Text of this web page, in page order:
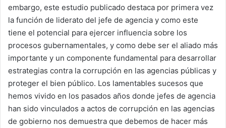
embargo, este estudio publicado destaca por primera vez
la función de liderato del jefe de agencia y como este
tiene el potencial para ejercer influencia sobre los
procesos gubernamentales, y como debe ser el aliado más
importante y un componente fundamental para desarrollar
estrategias contra la corrupción en las agencias públicas y
proteger el bien público. Los lamentables sucesos que
hemos vivido en los pasados años donde jefes de agencia
han sido vinculados a actos de corrupción en las agencias
de gobierno nos demuestra que debemos de hacer más